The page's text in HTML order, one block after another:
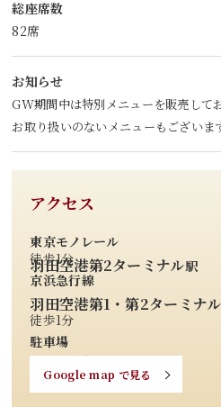
総座席数
82席
お知らせ
GW期間中は特別メニューを販売してお
お取り扱いのないメニューもございま
アクセス
東京モノレール
羽田空港第2ターミナル駅
徒歩1分
京浜急行線
羽田空港第1・第2ターミナ
徒歩1分
駐車場
東京国際空港
第2旅客ターミナルビルに準じる
Google map で見る